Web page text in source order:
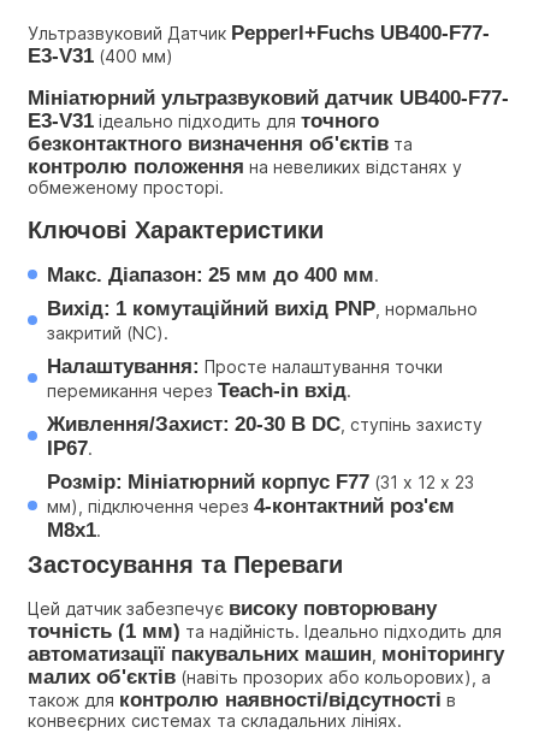
Ультразвуковий Датчик Pepperl+Fuchs UB400-F77-
E3-V31 (400 мм)
Мініатюрний ультразвуковий датчик UB400-F77-
E3-V31 ідеально підходить для точного
безконтактного визначення об'єктів
контролю положення на невеликих відстанях у
обмеженому просторі.
Ключові Характеристики
Макс. Діапазон: 25 мм до 400 мм.
Вихід: 1 комутаційний вихід PNP , нормально
закритий (NC).
Налаштування: Просте налаштування точки
перемикання через Teach-in вхід.
Живлення/Захист: 20-30 В DC
IP67.
Розмір: Мініатюрний корпус F77 (31 x 12 x 23
мм), підключення через 4-контактний роз'єм
M8x1.
Застосування та Переваги
Цей датчик забезпечує високу повторювану
точність (1 мм)
автоматизації пакувальних машин моніторингу
малих об'єктів (навіть прозорих або кольорових), а
також для контролю наявності/відсутності в
конвеєрних системах та складальних лініях.